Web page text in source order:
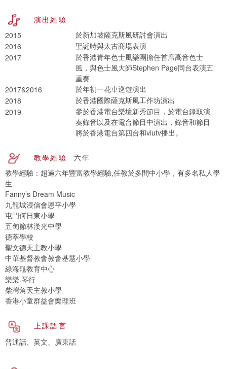
演出經驗
2015
於新加坡薩克斯風研討會演出
2016
聖誕時與太古商場表演
2017
於香港青年色士風樂團擔任首席高音色士
風，與色士風大師Stephen Page同台表演五
重奏
2017&2016
於年初一花車巡遊演出
2018
於香港國際薩克斯風工作坊演出
2019
參於香港電台樂壇新秀節目，於電台錄取演
奏錄音以及在電台節目中演出，錄音和節目
將於香港電台第四台和viutv播出。
教學經驗
六年
教學經驗：超過六年豐富教學經驗,任教於多間中小學，有多名私人學
生
Fanny’s Dream Music
九龍城浸信會恩平小學
屯門何日東小學
五甸節林漢光中學
德萃學校
聖文德天主教小學
中華基督教會教會基慧小學
綠海龜教育中心
樂樂.琴行
柴灣角天主教小學
香港小童群益會樂理班
上課語言
普通話、英文、廣東話